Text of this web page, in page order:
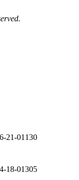
21-01130
18-01305